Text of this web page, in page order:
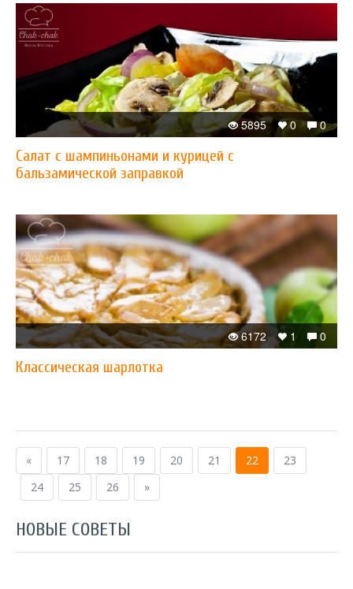
0
0
5895
Салат с шампиньонами и курицей с
бальзамической заправкой
0
1
6172
Классическая шарлотка
« 17 18 19 20 21 22
23
24
25 26 »
НОВЫЕ СОВЕТЫ